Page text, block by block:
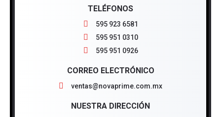
TELÉFONOS
595 923 6581
595 951 0310
595 951 0926
CORREO ELECTRÓNICO
ventas@novaprime.com.mx
NUESTRA DIRECCIÓN